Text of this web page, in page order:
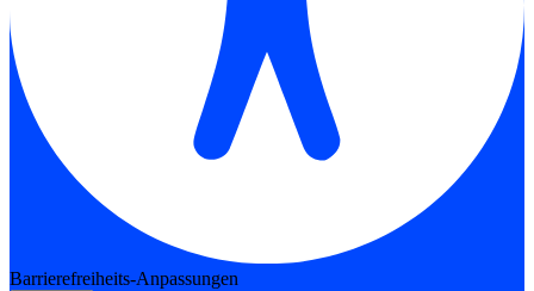
Barrierefreiheits-Anpassungen